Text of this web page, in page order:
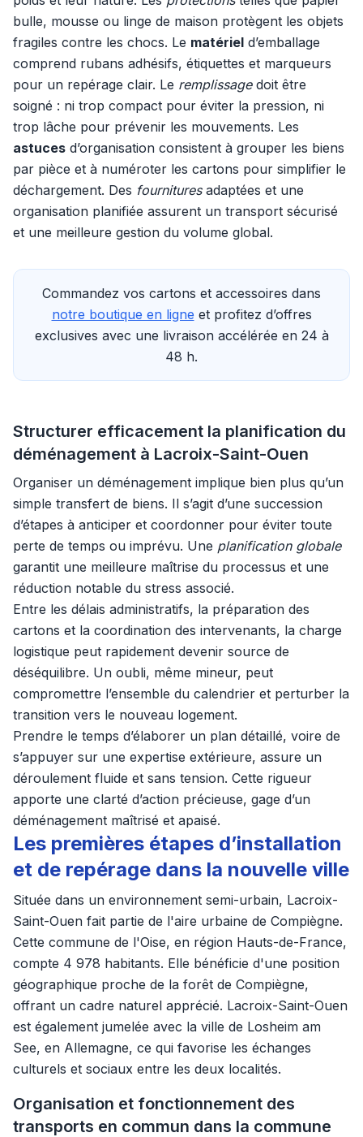
bulle, mousse ou linge de maison protègent les objets
fragiles contre les chocs. Le matériel d’emballage
comprend rubans adhésifs, étiquettes et marqueurs
pour un repérage clair. Le remplissagedoit être
soigné : ni trop compact pour éviter la pression, ni
trop lâche pour prévenir les mouvements. Les
astuces d’organisation consistent à grouper les biens
par pièce et à numéroter les cartons pour simplifier le
déchargement. Des fournituresadaptées et une
organisation planifiée assurent un transport sécurisé
et une meilleure gestion du volume global.
Commandez vos cartons et accessoires dans
notre boutique en ligne et profitez d’offres
exclusives avec une livraison accélérée en 24 à
48 h.
Structurer efficacement la planification du
déménagement à Lacroix-Saint-Ouen
Organiser un déménagement implique bien plus qu’un
simple transfert de biens. Il s’agit d’une succession
d’étapes à anticiper et coordonner pour éviter toute
perte de temps ou imprévu. Une planification globale
garantit une meilleure maîtrise du processus et une
réduction notable du stress associé.
Entre les délais administratifs, la préparation des
cartons et la coordination des intervenants, la charge
logistique peut rapidement devenir source de
déséquilibre. Un oubli, même mineur, peut
compromettre l’ensemble du calendrier et perturber la
transition vers le nouveau logement.
Prendre le temps d’élaborer un plan détaillé, voire de
s’appuyer sur une expertise extérieure, assure un
déroulement fluide et sans tension. Cette rigueur
apporte une clarté d’action précieuse, gage d’un
déménagement maîtrisé et apaisé.
Les premières étapes d’installation
et de repérage dans la nouvelle ville
Située dans un environnement semi-urbain, Lacroix-
Saint-Ouen fait partie de l'aire urbaine de Compiègne.
Cette commune de l'Oise, en région Hauts-de-France,
compte 4 978 habitants. Elle bénéficie d'une position
géographique proche de la forêt de Compiègne,
offrant un cadre naturel apprécié. Lacroix-Saint-Ouen
est également jumelée avec la ville de Losheim am
See, en Allemagne, ce qui favorise les échanges
culturels et sociaux entre les deux localités.
Organisation et fonctionnement des
transports en commun dans la commune